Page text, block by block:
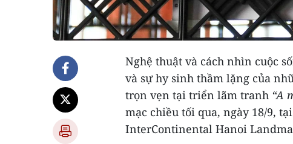
Nghệ thuật và cách nhìn cuộc
và sự hy sinh thầm lặng của
trọn vẹn tại triển lãm tranh “A
mạc chiều tối qua, ngày 18/9,
InterContinental Hanoi